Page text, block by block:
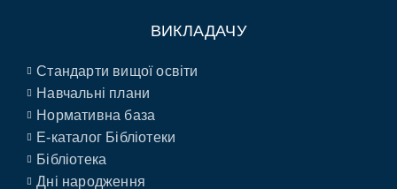
ВИКЛАДАЧУ
Стандарти вищої освіти
Навчальні плани
Нормативна база
E-каталог Бібліотеки
Бібліотека
Дні народження